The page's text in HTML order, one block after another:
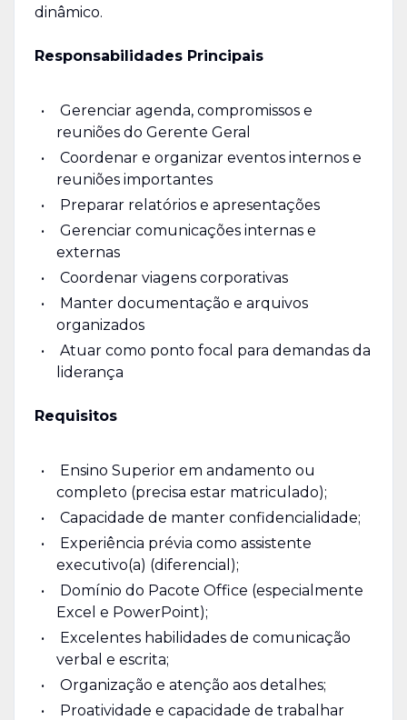
dinâmico.
Responsabilidades Principais
Gerenciar agenda, compromissos e
reuniões do Gerente Geral
Coordenar e organizar eventos internos e
reuniões importantes
Preparar relatórios e apresentações
Gerenciar comunicações internas e
externas
Coordenar viagens corporativas
Manter documentação e arquivos
organizados
Atuar como ponto focal para demandas da
liderança
Requisitos
Ensino Superior em andamento ou
completo (precisa estar matriculado);
Capacidade de manter confidencialidade;
Experiência prévia como assistente
executivo(a) (diferencial);
Domínio do Pacote Office (especialmente
Excel e PowerPoint);
Excelentes habilidades de comunicação
verbal e escrita;
Organização e atenção aos detalhes;
Proatividade e capacidade de trabalhar